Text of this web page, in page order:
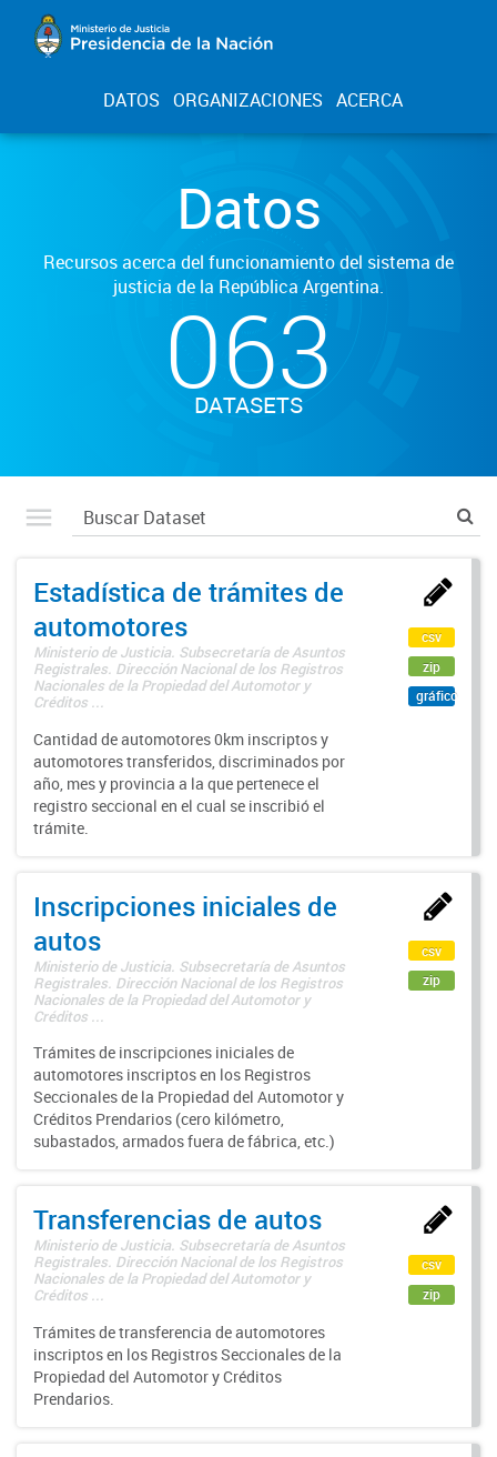
DATOS ORGANIZACIONES ACERCA
Datos
Recursos acerca del funcionamiento del sistema de
justicia de la República Argentina.
063
DATASETS
Estadística de trámites de
automotores
Ministerio de Justicia. Subsecretaría de Asuntos
Registrales. Dirección Nacional de los Registros
Nacionales de la Propiedad del Automotor y
Créditos ...
Cantidad de automotores 0km inscriptos y
automotores transferidos, discriminados por
año, mes y provincia a la que pertenece el
registro seccional en el cual se inscribió el
trámite.
csv
zip
gráfico
Inscripciones iniciales de
autos
Ministerio de Justicia. Subsecretaría de Asuntos
Registrales. Dirección Nacional de los Registros
Nacionales de la Propiedad del Automotor y
Créditos ...
Trámites de inscripciones iniciales de
automotores inscriptos en los Registros
Seccionales de la Propiedad del Automotor y
Créditos Prendarios (cero kilómetro,
subastados, armados fuera de fábrica, etc.)
csv
zip
Transferencias de autos
Ministerio de Justicia. Subsecretaría de Asuntos
Registrales. Dirección Nacional de los Registros
Nacionales de la Propiedad del Automotor y
Créditos ...
Trámites de transferencia de automotores
inscriptos en los Registros Seccionales de la
Propiedad del Automotor y Créditos
Prendarios.
csv
zip